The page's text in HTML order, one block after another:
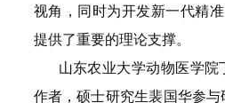
视角，同时为开发新一代精准
提供了重要的理论支撑。
山东农业大学动物医学院
作者，硕士研究生裴国华参